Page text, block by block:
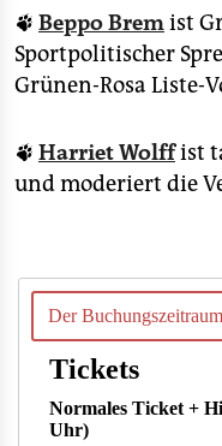
🐾 Beppo Bremist
Sportpolitischer
Grünen-Rosa Liste-
🐾 Harriet Wolffist
und moderiert die
Der
Tickets
Normales Ticket +
Uhr)